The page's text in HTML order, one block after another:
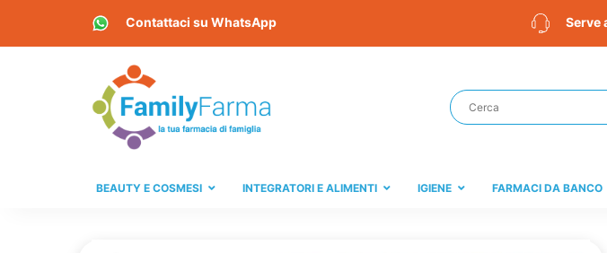
Contattaci su WhatsApp Serve
BEAUTY E COSMESI INTEGRATORI E ALIMENTI IGIENE FARMACI DA BANCO